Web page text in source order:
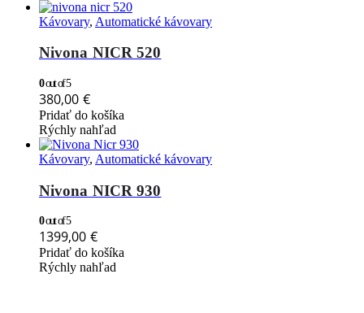
Kávovary, Automatické kávovary
Nivona NICR 520
0out of 5
380,00 €
Pridať do košíka
Rýchly nahľad
Kávovary, Automatické kávovary
Nivona NICR 930
0out of 5
1399,00 €
Pridať do košíka
Rýchly nahľad